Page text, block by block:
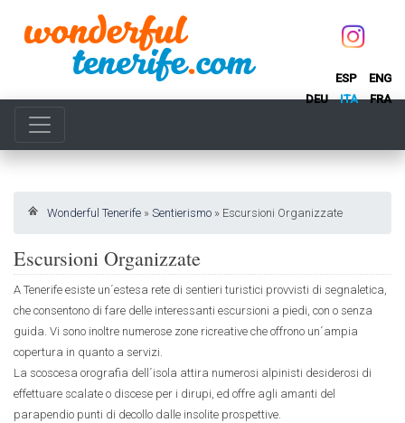
ESP
ENG
DEU
ITA FRA
Wonderful Tenerife » Sentierismo » Escursioni Organizzate
Escursioni Organizzate
A Tenerife esiste un´estesa rete di sentieri turistici provvisti di segnaletica,
che consentono di fare delle interessanti escursioni a piedi, con o senza
guida. Vi sono inoltre numerose zone ricreative che offrono un´ampia
copertura in quanto a servizi.
La scoscesa orografia dell´isola attira numerosi alpinisti desiderosi di
effettuare scalate o discese per i dirupi, ed offre agli amanti del
parapendio punti di decollo dalle insolite prospettive.